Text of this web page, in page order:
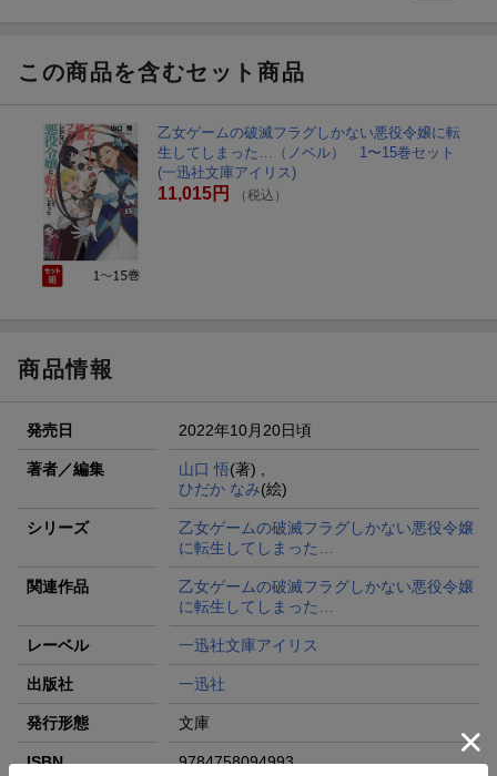
この商品を含むセット商品
乙女ゲームの破滅フラグしかない悪役令嬢に転
生してしまった…（ノベル） 1〜15巻セット
(一迅社文庫アイリス)
11,015円 （税込）
商品情報
発売日 2022年10月20日頃
著者／編集 山口 悟(著) ,
ひだか なみ(絵)
シリーズ
乙女ゲームの破滅フラグしかない悪役令嬢
に転生してしまった…
関連作品
乙女ゲームの破滅フラグしかない悪役令嬢
に転生してしまった…
レーベル 一迅社文庫アイリス
出版社 一迅社
発行形態 文庫
ISBN 9784758094993